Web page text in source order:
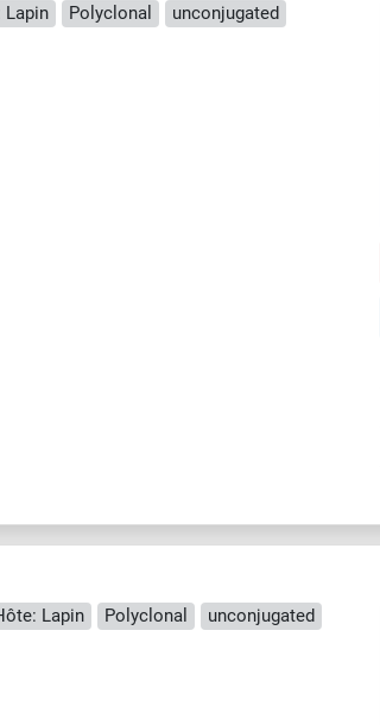
Lapin Polyclonal unconjugated
Lapin Polyclonal unconjugated